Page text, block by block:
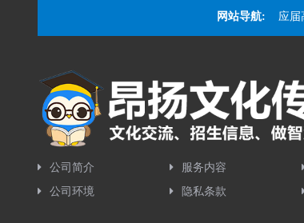
网站导航: 应届
公司简介 服务内容
公司环境
隐私条款